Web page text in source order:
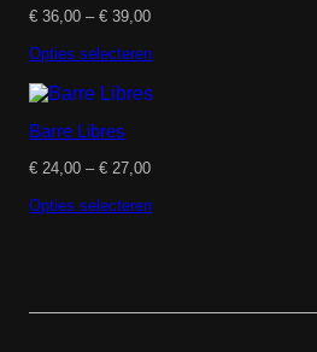
€ 36,00 – € 39,00Prijsklasse:
tot
Opties selecteren
Barre Libres
€ 24,00 – € 27,00Prijsklasse:
tot
Opties selecteren